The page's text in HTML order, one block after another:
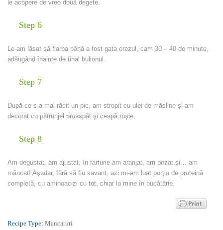
le acopere de vreo două degete.
Step 6
Le-am lăsat să fiarba până a fost gata orezul, cam 30 – 40 de minute,
adăugând înainte de final bulionul.
Step 7
După ce s-a mai răcit un pic, am stropit cu ulei de măsline şi am
decorat cu pătrunjel proaspăt şi ceapă roşie.
Step 8
Am degustat, am ajustat, în farfurie am aranjat, am pozat şi… am
mâncat! Aşadar, fără să fiu savant, azi mi-am luat porţia de proteină
completă, cu aminoacizi cu tot, chiar la mine în bucătărie.
Recipe Type:Mancaruri